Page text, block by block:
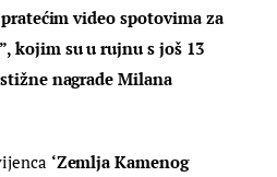
video spotovima za
kojim su u rujnu s još 13
nagrade Milana
‘Zemlja Kamenog